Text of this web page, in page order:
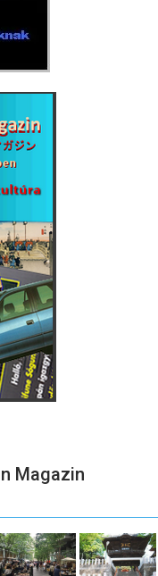
Magazin